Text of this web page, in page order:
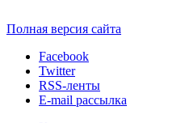
Полная версия сайта
Facebook
Twitter
RSS-ленты
E-mail рассылка